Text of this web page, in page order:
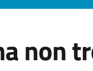
non